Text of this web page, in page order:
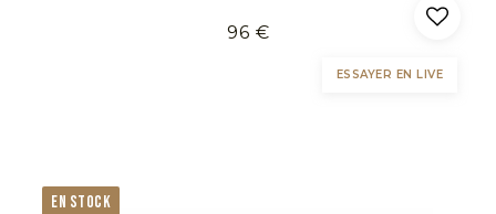
96 €
ESSAYER EN LIVE
EN STOCK